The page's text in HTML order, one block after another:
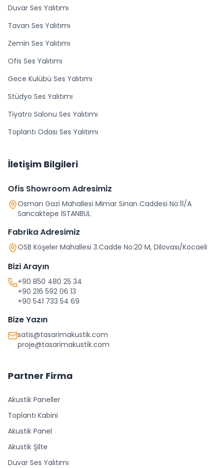
Duvar Ses Yalıtımı
Tavan Ses Yalıtımı
Zemin Ses Yalıtımı
Ofis Ses Yalıtımı
Gece Kulübü Ses Yalıtımı
Stüdyo Ses Yalıtımı
Tiyatro Salonu Ses Yalıtımı
Toplantı Odası Ses Yalıtımı
İletişim Bilgileri
Ofis Showroom Adresimiz
Osman Gazi Mahallesi Mimar Sinan Caddesi No:11/A
Sancaktepe İSTANBUL
Fabrika Adresimiz
OSB Köşeler Mahallesi 3.Cadde No:20 M, Dilovası/Kocaeli
Bizi Arayın
+90 850 480 25 34
+90 216 592 06 13
+90 541 733 54 69
Bize Yazın
satis@tasarimakustik.com
proje@tasarimakustik.com
Partner Firma
Akustik Paneller
Toplantı Kabini
Akustik Panel
Akustik Şilte
Duvar Ses Yalıtımı